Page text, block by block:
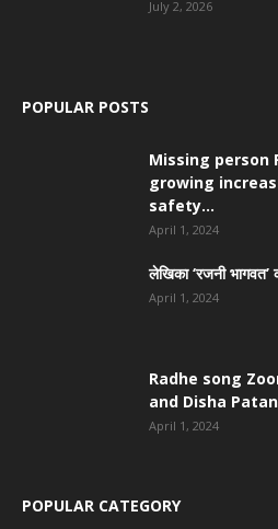
July 2, 2026
POPULAR POSTS
Missing person
growing
safety...
April 1, 2024
लेखिका ‘रजनी भागवत’
April 1, 2024
Radhe song
and Disha
April 1, 2024
POPULAR CATEGORY